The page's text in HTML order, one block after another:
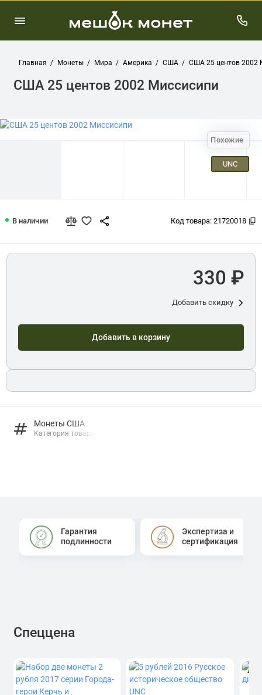
Главная Монеты Мира Америка США США 25 центов 2002
США 25 центов 2002 Миссисипи
Похожие
UNC
В наличии Код товара: 21720018
Монеты США
Категория товара
330 ₽
Добавить скидку
Добавить в корзину
Гарантия
подлинности
Экспертиза и
сертификация
Спеццена
4.0